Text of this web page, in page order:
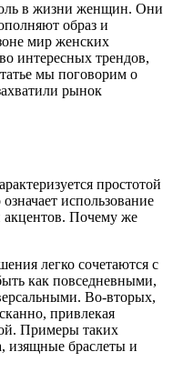
в жизни женщин. Они
образ и
мир женских
интересных трендов,
мы поговорим о
рынок
простотой
использование
акцентов. Почему же
легко сочетаются с
как повседневными,
Во-вторых,
привлекая
Примеры таких
изящные браслеты и